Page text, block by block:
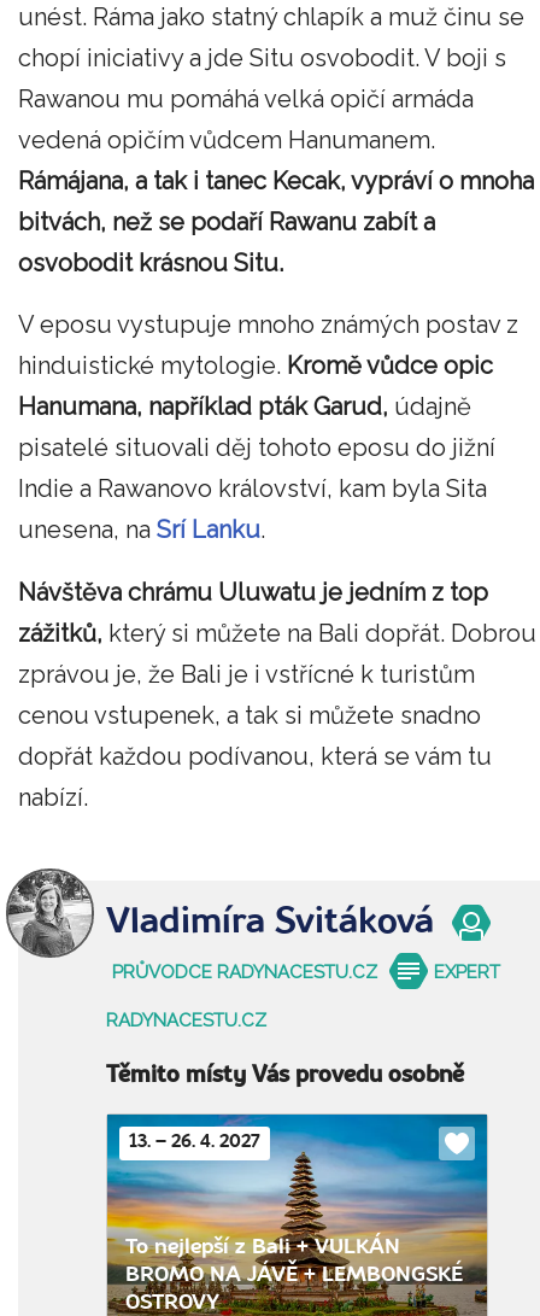
unést. Ráma jako statný chlapík a muž činu se
chopí iniciativy a jde Situ osvobodit. V boji s
Rawanou mu pomáhá velká opičí armáda
vedená opičím vůdcem Hanumanem.
Rámájana, a tak i tanec Kecak, vypráví o mnoha
bitvách, než se podaří Rawanu zabít a
osvobodit krásnou Situ.
V eposu vystupuje mnoho známých postav z
hinduistické mytologie. Kromě vůdce opic
Hanumana, například pták Garud, údajně
pisatelé situovali děj tohoto eposu do jižní
Indie a Rawanovo království, kam byla Sita
unesena, na Srí Lanku.
Návštěva chrámu Uluwatu je jedním z top
zážitků, který si můžete na Bali dopřát. Dobrou
zprávou je, že Bali je i vstřícné k turistům
cenou vstupenek, a tak si můžete snadno
dopřát každou podívanou, která se vám tu
nabízí.
Vladimíra Svitáková
PRŮVODCE RADYNACESTU.CZ EXPERT
RADYNACESTU.CZ
Těmito místy Vás provedu osobně
13. – 26. 4. 2027
Do
oblíbených
To nejlepší z Bali + VULKÁN
BROMO NA JÁVĚ + LEMBONGSKÉ
OSTROVY